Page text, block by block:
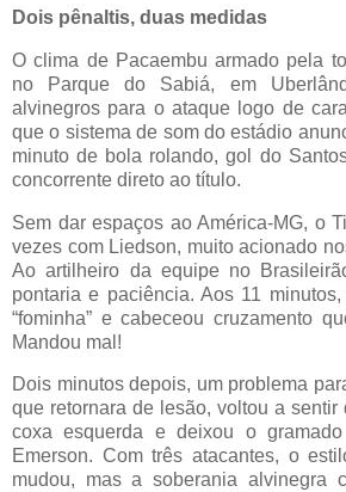
Dois pênaltis, duas medidas
O clima de Pacaembu armado pela
no Parque do Sabiá, em
alvinegros para o ataque logo de
que o sistema de som do estádio
minuto de bola rolando, gol do
concorrente direto ao título.
Sem dar espaços ao América-MG, o
vezes com Liedson, muito acionado
Ao artilheiro da equipe no
pontaria e paciência. Aos 11
“fominha” e cabeceou cruzamento
Mandou mal!
Dois minutos depois, um problema
que retornara de lesão, voltou a sentir
coxa esquerda e deixou o
Emerson. Com três atacantes, o
mudou, mas a soberania alvinegra